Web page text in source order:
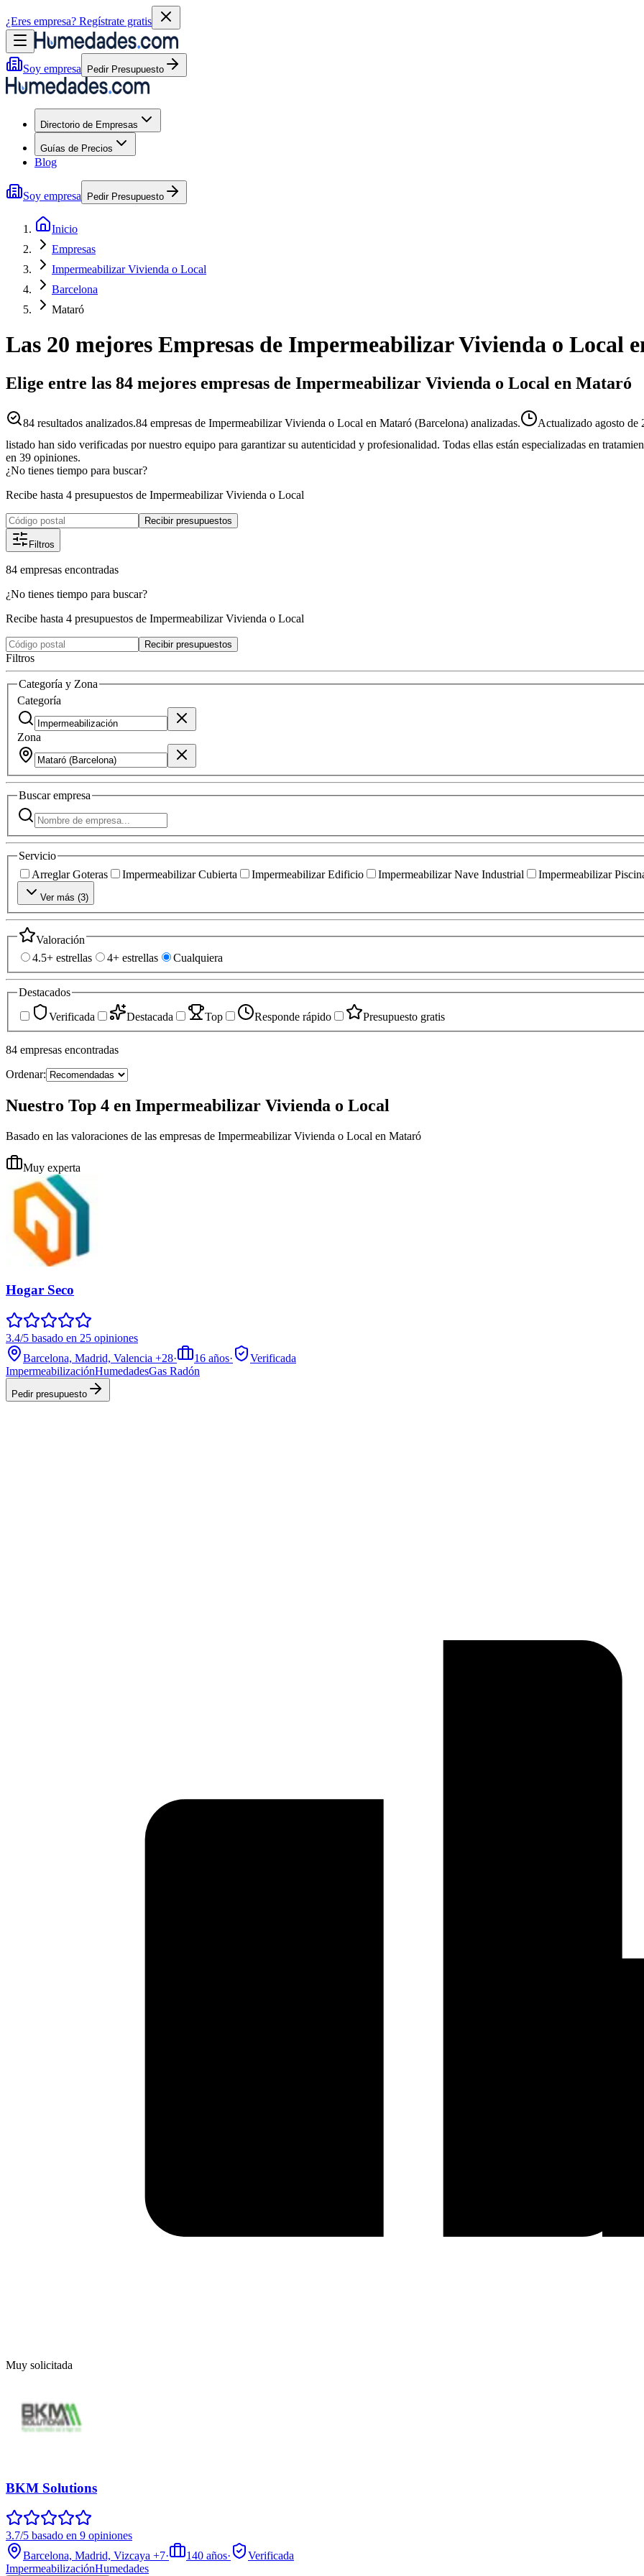
¿Eres empresa? Regístrate gratis
Soy empresa Pedir Presupuesto
Directorio de Empresas
Guías de Precios
Blog
Soy empresa Pedir Presupuesto
Inicio
Empresas
Impermeabilizar Vivienda o Local
Barcelona
Mataró
Las 20 mejores Empresas de Impermeabilizar Vivienda o Local
Elige entre las 84 mejores empresas de Impermeabilizar Vivienda o Local en Mataró
84 resultados analizados.84 empresas de Impermeabilizar Vivienda o Local en Mataró (Barcelona) analizadas. Actualizado agosto de
listado han sido verificadas por nuestro equipo para garantizar su autenticidad y profesionalidad. Todas ellas están especializadas en
en 39 opiniones.
¿No tienes tiempo para buscar?
Recibe hasta 4 presupuestos de Impermeabilizar Vivienda o Local
Recibir presupuestos
Filtros
84 empresas encontradas
¿No tienes tiempo para buscar?
Recibe hasta 4 presupuestos de Impermeabilizar Vivienda o Local
Recibir presupuestos
Filtros
Categoría y Zona
Categoría
Zona
Buscarempresa
Servicio
Arreglar Goteras
Impermeabilizar Cubierta Impermeabilizar Edificio Impermeabilizar Nave Industrial Impermeabilizar
Ver más (3)
Valoración
4.5+ estrellas
4+ estrellas Cualquiera
Destacados
Verificada
Destacada Top Responde rápido Presupuesto gratis
84 empresas encontradas
Ordenar:
Nuestro Top 4 en Impermeabilizar Vivienda o Local
Basado en las valoraciones de las empresas de Impermeabilizar Vivienda o Local en Mataró
Muy experta
Hogar Seco
3.4/5 basado en 25 opiniones
Barcelona, Madrid, Valencia +28· 16 años·
Verificada
ImpermeabilizaciónHumedadesGas Radón
Pedir presupuesto
Muy solicitada
BKM Solutions
3.7/5 basado en 9 opiniones
Barcelona, Madrid, Vizcaya +7· 140 años·
Verificada
ImpermeabilizaciónHumedades